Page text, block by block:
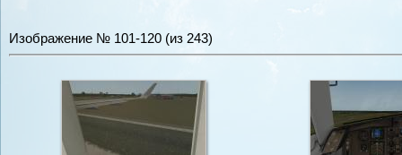
Изображение № 101-120 (из 243)